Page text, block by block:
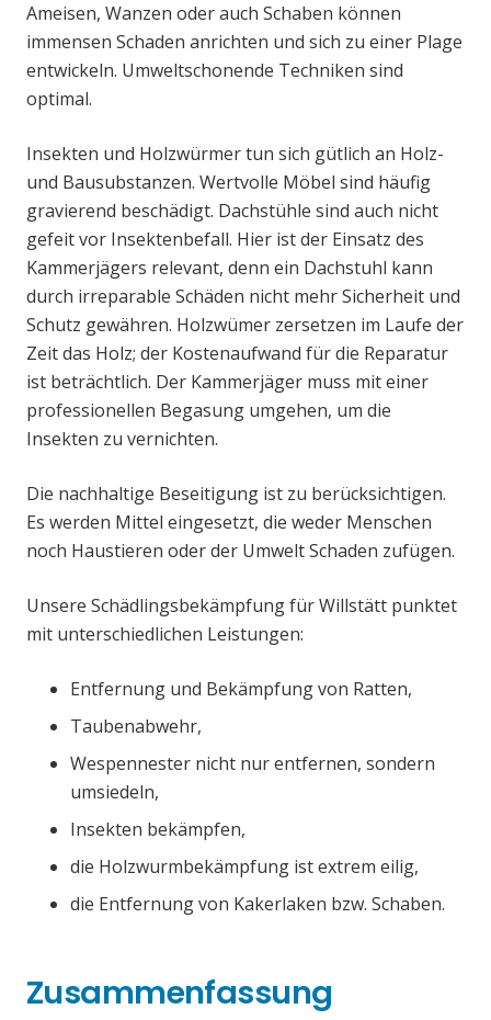
Ameisen, Wanzen oder auch Schaben können
immensen Schaden anrichten und sich zu einer Plage
entwickeln. Umweltschonende Techniken sind
optimal.
Insekten und Holzwürmer tun sich gütlich an Holz-
und Bausubstanzen. Wertvolle Möbel sind häufig
gravierend beschädigt. Dachstühle sind auch nicht
gefeit vor Insektenbefall. Hier ist der Einsatz des
Kammerjägers relevant, denn ein Dachstuhl kann
durch irreparable Schäden nicht mehr Sicherheit und
Schutz gewähren. Holzwümer zersetzen im Laufe der
Zeit das Holz; der Kostenaufwand für die Reparatur
ist beträchtlich. Der Kammerjäger muss mit einer
professionellen Begasung umgehen, um die
Insekten zu vernichten.
Die nachhaltige Beseitigung ist zu berücksichtigen.
Es werden Mittel eingesetzt, die weder Menschen
noch Haustieren oder der Umwelt Schaden zufügen.
Unsere Schädlingsbekämpfung für Willstätt punktet
mit unterschiedlichen Leistungen:
Entfernung und Bekämpfung von Ratten,
Taubenabwehr,
Wespennester nicht nur entfernen, sondern
umsiedeln,
Insekten bekämpfen,
die Holzwurmbekämpfung ist extrem eilig,
die Entfernung von Kakerlaken bzw. Schaben.
Zusammenfassung